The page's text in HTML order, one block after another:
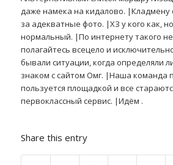
даже намека на кидалово. |Кладмену
за адекватные фото. |ХЗ у кого как,
нормальный. |По интернету такого
полагайтесь всецело и
бывали ситуации, когда определяли
знаком с сайтом Омг. |Наша команда
пользуется площадкой и все
первоклассный сервис. |Идём .
Share this entry